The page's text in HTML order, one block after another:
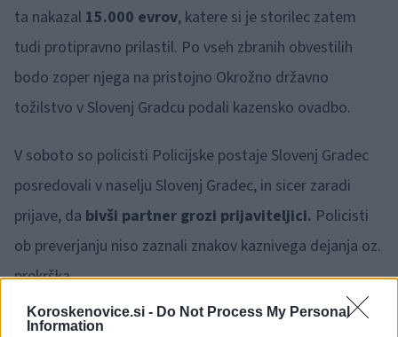
Koroskenovice.si - Do Not Process My Personal
Information
ta nakazal 15.000 evrov, katere si je storilec zatem
tudi protipravno prilastil. Po vseh zbranih obvestilih
bodo zoper njega na pristojno Okrožno državno
tožilstvo v Slovenj Gradcu podali kazensko ovadbo.
V soboto so policisti Policijske postaje Slovenj Gradec
posredovali v naselju Slovenj Gradec, in sicer zaradi
prijave, da bivši partner grozi prijaviteljici. Policisti
ob preverjanju niso zaznali znakov kaznivega dejanja oz.
prekrška.
V soboto popoldan so policisti Policijske postaje Slovenj